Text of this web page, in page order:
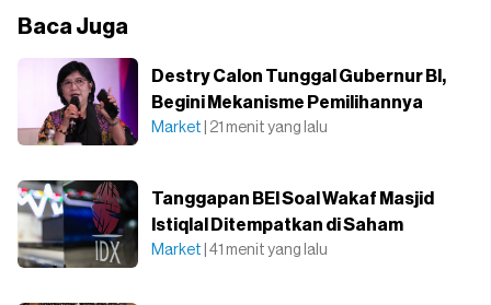
Baca Juga
Destry Calon Tunggal Gubernur BI,
Begini Mekanisme Pemilihannya
Market | 21 menit yang lalu
Tanggapan BEI Soal Wakaf Masjid
Istiqlal Ditempatkan di Saham
Market | 41 menit yang lalu